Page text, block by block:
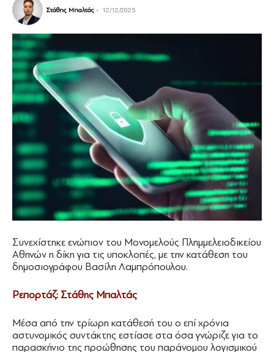
Στάθης Μπαλτάς - 12/12/2025
Συνεχίστηκε ενώπιον του Μονομελούς Πλημμελειοδικείου
Αθηνών η δίκη για τις υποκλοπές, με την κατάθεση του
δημοσιογράφου Βασίλη Λαμπρόπουλου.
Ρεπορτάζ: Στάθης Μπαλτάς
Μέσα από την τρίωρη κατάθεσή του ο επί χρόνια
αστυνομικός συντάκτης εστίασε στα όσα γνώριζε για το
παρασκήνιο της προώθησης του παράνομου λογισμικού